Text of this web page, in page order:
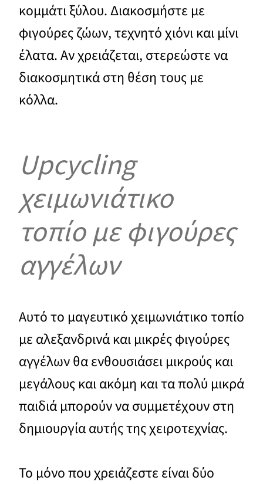
κομμάτι ξύλου. Διακοσμήστε με
φιγούρες ζώων, τεχνητό χιόνι και μίνι
έλατα. Αν χρειάζεται, στερεώστε να
διακοσμητικά στη θέση τους με
κόλλα.
Upcycling
χειμωνιάτικο
τοπίο με φιγούρες
αγγέλων
Αυτό το μαγευτικό χειμωνιάτικο τοπίο
με αλεξανδρινά και μικρές φιγούρες
αγγέλων θα ενθουσιάσει μικρούς και
μεγάλους και ακόμη και τα πολύ μικρά
παιδιά μπορούν να συμμετέχουν στη
δημιουργία αυτής της χειροτεχνίας.
Το μόνο που χρειάζεστε είναι δύο